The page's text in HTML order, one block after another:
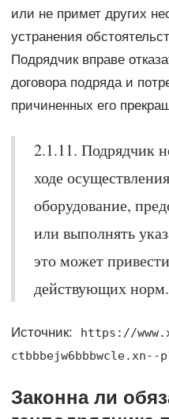
или не примет других
устранения
Подрядчик вправе
договора подряда и
причиненных его
2.1.11. Подрядчик
ходе
оборудование,
или выполнять
это может
действующих норм.
Источник:
https://
ctbbbejw6bbbwcle.xn--
Законна ли